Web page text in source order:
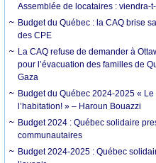
Assemblée de locataires : viendra-
Budget du Québec : la CAQ brise
des CPE
La CAQ refuse de demander à
pour l’évacuation des familles de
Gaza
Budget du Québec 2024-2025 «
l’habitation! » – Haroun Bouazzi
Budget 2024 : Québec solidaire
communautaires
Budget 2024-2025 : Québec